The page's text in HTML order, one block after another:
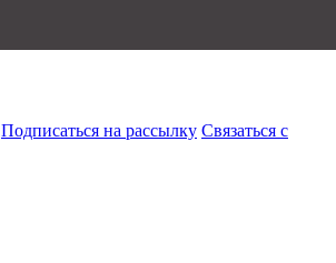
Подписаться на рассылку Связаться с